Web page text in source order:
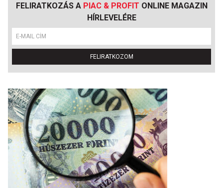
FELIRATKOZÁS A PIAC & PROFIT ONLINE MAGAZIN
HÍRLEVELÉRE
FELIRATKOZOM